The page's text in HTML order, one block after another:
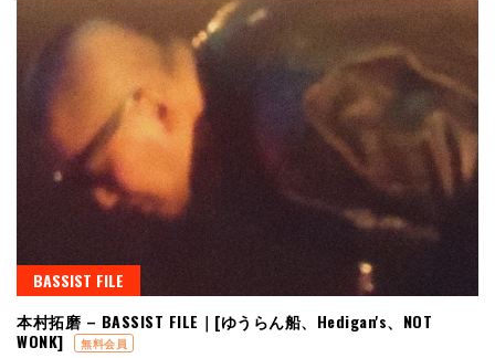
BASSIST FILE
本村拓磨 – BASSIST FILE｜[ゆうらん船、Hedigan's、NOT
WONK]
無料会員